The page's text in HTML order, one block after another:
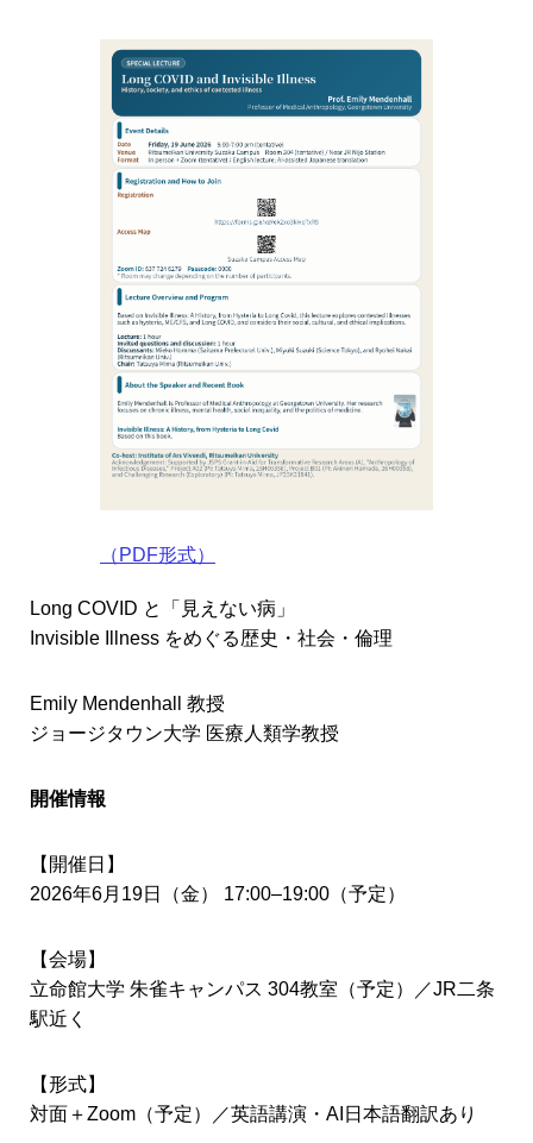
（PDF形式）
Long COVID と「見えない病」
Invisible Illness をめぐる歴史・社会・倫理
Emily Mendenhall 教授
ジョージタウン大学 医療人類学教授
開催情報
【開催日】
2026年6月19日（金） 17:00–19:00（予定）
【会場】
立命館大学 朱雀キャンパス 304教室（予定）／JR二条
駅近く
【形式】
対面＋Zoom（予定）／英語講演・AI日本語翻訳あり